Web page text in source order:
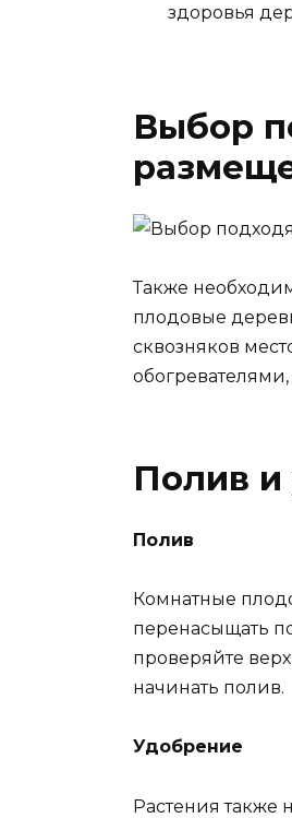
здоровья
Выбор
Также
плодовые
сквозняков
Полив и
Полив
Комнатные
перенасыщать
проверяйте
начинать полив.
Удобрение
Растения также